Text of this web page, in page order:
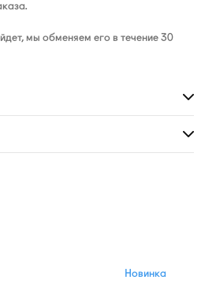
мы обменяем его в течение 30
Новинка